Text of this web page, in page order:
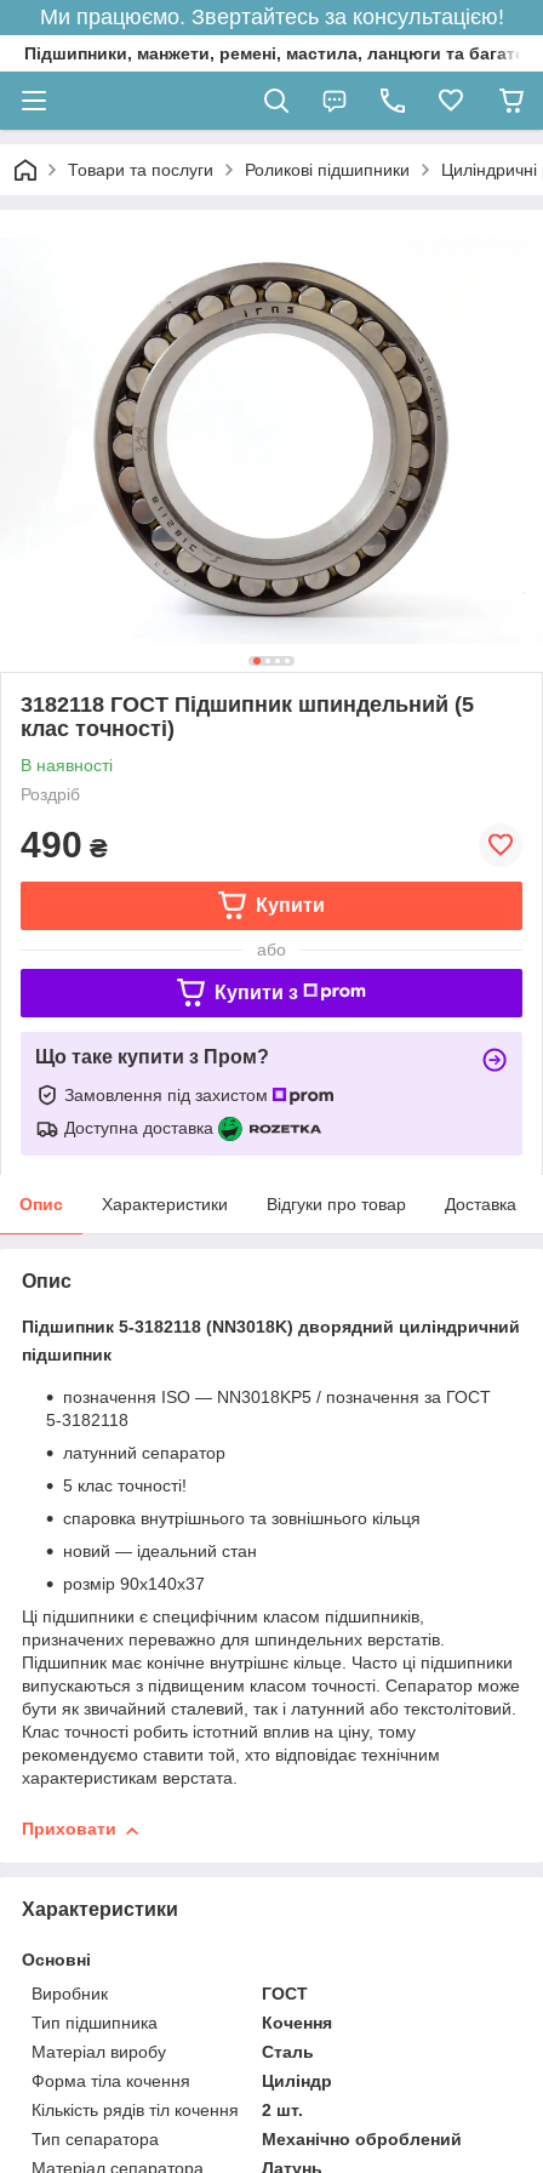
Ми працюємо. Звертайтесь за консультацією!
Підшипники, манжети, ремені, мастила, ланцюги та багато
Товари та послуги Роликові підшипники Циліндричні
3182118 ГОСТ Підшипник шпиндельний (5
клас точності)
В наявності
Роздріб
490 ₴
Купити
або
Купити з
Що таке купити з Пром?
Замовлення під захистом
Доступна доставка
Опис Характеристики Відгуки про товар Доставка
Опис
Підшипник 5-3182118 (NN3018K) дворядний циліндричний
підшипник
позначення ISO — NN3018KP5 / позначення за ГОСТ
5-3182118
латунний сепаратор
5 клас точності!
спаровка внутрішнього та зовнішнього кільця
новий — ідеальний стан
розмір 90х140х37
Ці підшипники є специфічним класом підшипників,
призначених переважно для шпиндельних верстатів.
Підшипник має конічне внутрішнє кільце. Часто ці підшипники
випускаються з підвищеним класом точності. Сепаратор може
бути як звичайний сталевий, так і латунний або текстолітовий.
Клас точності робить істотний вплив на ціну, тому
рекомендуємо ставити той, хто відповідає технічним
характеристикам верстата.
Приховати
Характеристики
Основні
Виробник
ГОСТ
Тип підшипника
Кочення
Матеріал виробу
Сталь
Форма тіла кочення
Циліндр
Кількість рядів тіл кочення
2 шт.
Тип сепаратора
Механічно оброблений
Матеріал сепаратора
Латунь